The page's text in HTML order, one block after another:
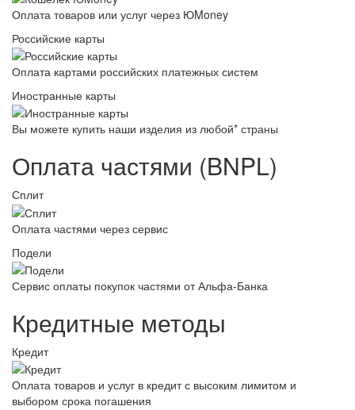
Оплата товаров или услуг через ЮMoney
Российские карты
Оплата картами российских платежных систем
Иностранные карты
Вы можете купить наши изделия из любой* страны
Оплата частями (BNPL)
Сплит
Оплата частями через сервис
Подели
Сервис оплаты покупок частями от Альфа-Банка
Кредитные методы
Кредит
Оплата товаров и услуг в кредит с высоким лимитом и
выбором срока погашения